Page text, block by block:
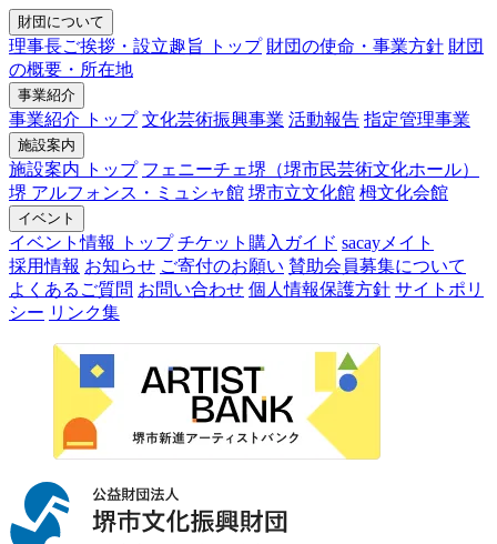
財団について
理事長ご挨拶・設立趣旨 トップ 財団の使命・事業方針 財団
の概要・所在地
事業紹介
事業紹介 トップ 文化芸術振興事業 活動報告 指定管理事業
施設案内
施設案内 トップ フェニーチェ堺（堺市民芸術文化ホール）
堺 アルフォンス・ミュシャ館 堺市立文化館 栂文化会館
イベント
イベント情報 トップ チケット購入ガイド sacayメイト
採用情報 お知らせ ご寄付のお願い 賛助会員募集について
よくあるご質問 お問い合わせ 個人情報保護方針 サイトポリ
シー リンク集